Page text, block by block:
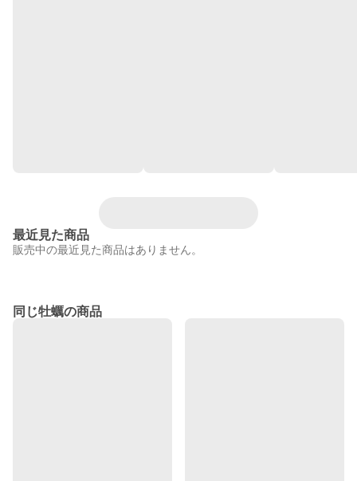
最近見た商品
販売中の最近見た商品はありません。
同じ牡蠣の商品